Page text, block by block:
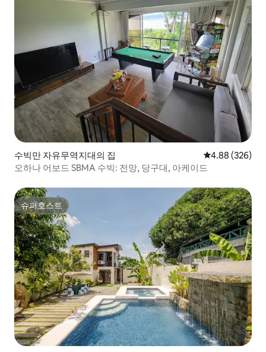
수빅만 자유무역지대의 집 평점 4.88점(5
4.88 (326)
오하나 어보드 SBMA 수빅: 전망, 당구대, 아케이드
슈퍼호스트
슈퍼호스트